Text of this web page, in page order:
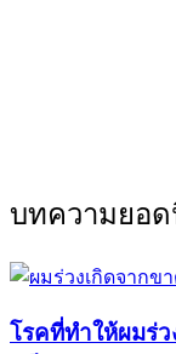
บทความยอ
โรคที่ทำให้ผมร่ว